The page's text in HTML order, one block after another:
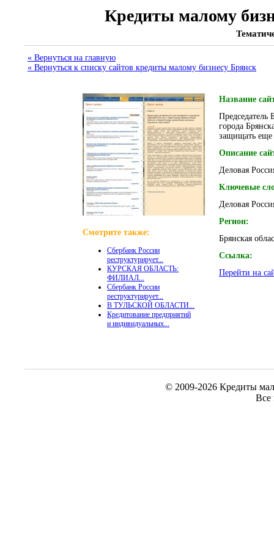
Кредиты малому
« Вернуться на главную
« Вернуться к списку сайтов кредиты малому бизнесу Брянск
Смотрите также:
Сбербанк России
реструктурирует...
КУРСКАЯ ОБЛАСТЬ:
ФИЛИАЛ...
Сбербанк России
реструктурирует...
В ТУЛЬСКОЙ ОБЛАСТИ...
Кредитование предприятий
и индивидуальных...
Название
Председатель
города
защищать еще
Описание
Деловая
Ключевые
Деловая
Регион:
Брянская
Ссылка:
Перейти на
© 2009-2026 Кредиты
Все